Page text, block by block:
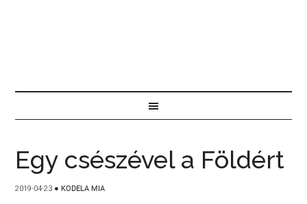
Egy csészével a Földért
2019-04-23 ● KODELA MIA